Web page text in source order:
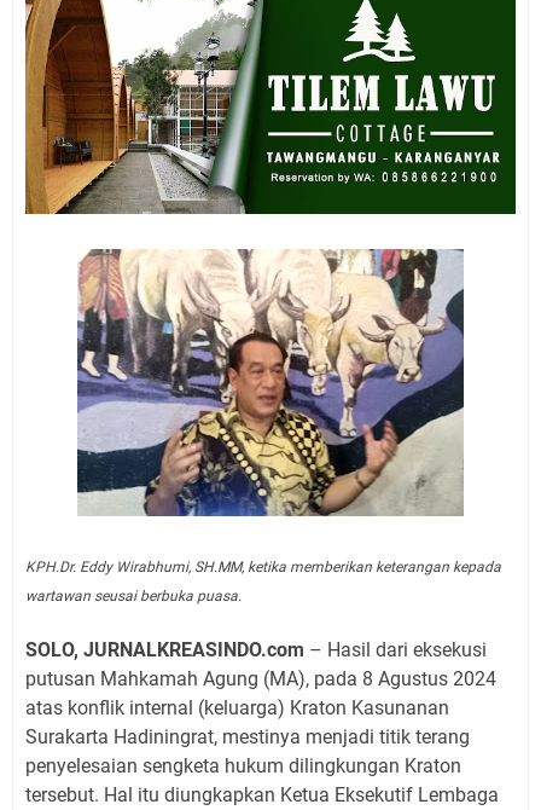
KPH.Dr. Eddy Wirabhumi, SH.MM, ketika memberikan keterangan kepada
wartawan seusai berbuka puasa.
SOLO, JURNALKREASINDO.com – Hasil dari eksekusi
putusan Mahkamah Agung (MA), pada 8 Agustus 2024
atas konflik internal (keluarga) Kraton Kasunanan
Surakarta Hadiningrat, mestinya menjadi titik terang
penyelesaian sengketa hukum dilingkungan Kraton
tersebut. Hal itu diungkapkan Ketua Eksekutif Lembaga